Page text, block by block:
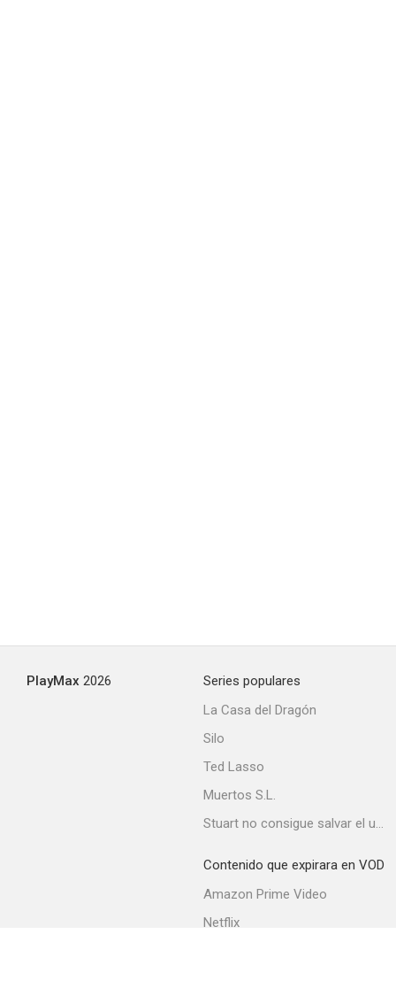
PlayMax 2026
Series populares
La Casa del Dragón
Silo
Ted Lasso
Muertos S.L.
Stuart no consigue salvar el universo
Contenido que expirara en VOD
Amazon Prime Video
Netflix